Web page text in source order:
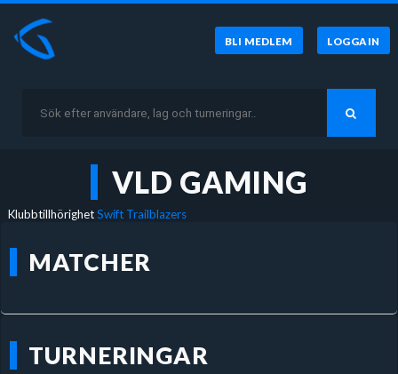
BLI MEDLEM LOGGA IN
VLD GAMING
KlubbtillhörighetSwift Trailblazers
MATCHER
TURNERINGAR